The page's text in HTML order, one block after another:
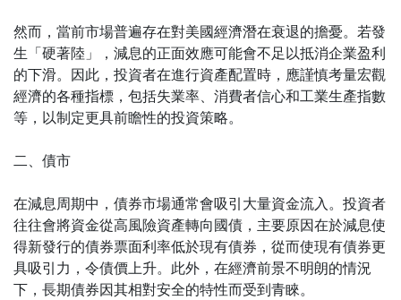
然而，當前市場普遍存在對美國經濟潛在衰退的擔憂。若發
生「硬著陸」，減息的正面效應可能會不足以抵消企業盈利
的下滑。因此，投資者在進行資產配置時，應謹慎考量宏觀
經濟的各種指標，包括失業率、消費者信心和工業生產指數
等，以制定更具前瞻性的投資策略。
二、債市
在減息周期中，債券市場通常會吸引大量資金流入。投資者
往往會將資金從高風險資產轉向國債，主要原因在於減息使
得新發行的債券票面利率低於現有債券，從而使現有債券更
具吸引力，令債價上升。此外，在經濟前景不明朗的情況
下，長期債券因其相對安全的特性而受到青睞。